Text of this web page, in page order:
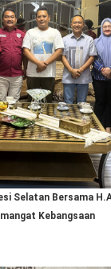
Selatan Bersama
Kebangsaan